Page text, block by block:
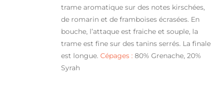
trame aromatique sur des notes kirschées,
de romarin et de framboises écrasées. En
bouche, l’attaque est fraiche et souple, la
trame est fine sur des tanins serrés. La finale
est longue. Cépages : 80% Grenache, 20%
Syrah